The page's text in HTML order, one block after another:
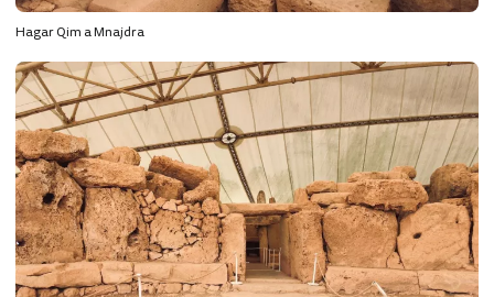
Hagar Qim a Mnajdra